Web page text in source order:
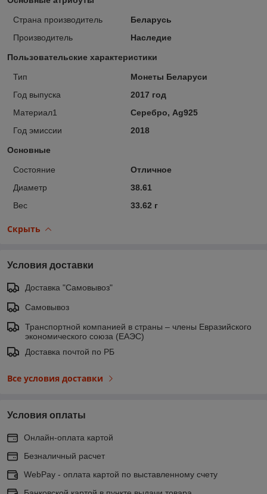
Страна производитель
Беларусь
Производитель
Наследие
Пользовательские характеристики
Тип
Монеты Беларуси
Год выпуска
2017 год
Материал1
Серебро, Ag925
Год эмиссии
2018
Основные
Состояние
Отличное
Диаметр
38.61
Вес
33.62 г
Скрыть
Условия доставки
Доставка "Самовывоз"
Самовывоз
Транспортной компанией в страны – члены Евразийского
экономического союза (ЕАЭС)
Доставка почтой по РБ
Все условия доставки
Условия оплаты
Онлайн-оплата картой
Безналичный расчет
WebPay - оплата картой по выставленному счету